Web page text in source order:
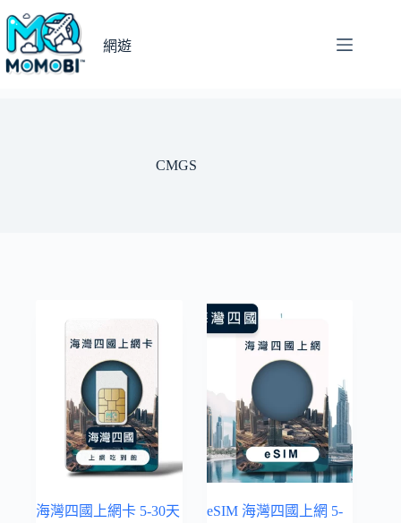
跳
主
要
網遊
CMGS
海灣四國上網卡 5-30天
eSIM 海灣四國上網 5-